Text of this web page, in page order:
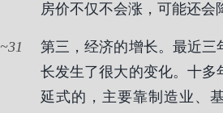
房价不仅不会涨，可能还会
31
第三，经济的增长。最近三
长发生了很大的变化。十多
延式的，主要靠制造业、